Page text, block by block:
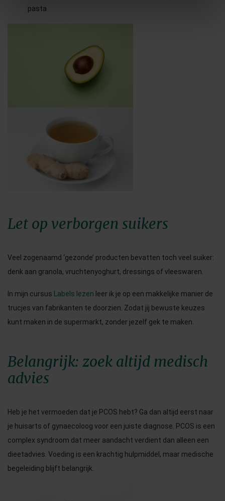
pasta
Let op verborgen suikers
Veel zogenaamd ‘gezonde’ producten bevatten toch veel suiker:
denk aan granola, vruchtenyoghurt, dressings of vleeswaren.
In mijn cursus Labels lezen leer ik je op een makkelijke manier de
trucjes van fabrikanten te doorzien. Zodat jij bewuste keuzes
kunt maken in de supermarkt, zonder jezelf gek te maken.
Belangrijk: zoek altijd medisch
advies
Heb je het vermoeden dat je PCOS hebt? Ga dan altijd eerst naar
je huisarts of gynaecoloog voor een juiste diagnose. PCOS is een
complex syndroom dat meer aandacht verdient dan alleen een
dieetadvies. Voeding is een krachtig hulpmiddel, maar medische
begeleiding blijft belangrijk.